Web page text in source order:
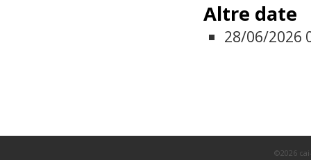
Altre date
28/06/2026
©2026